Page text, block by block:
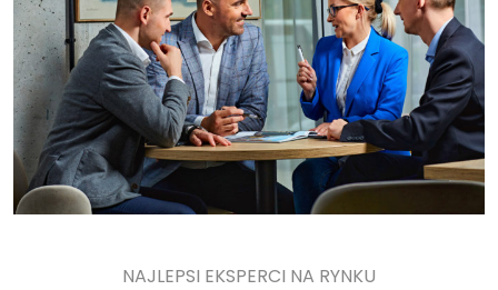
NAJLEPSI EKSPERCI NA RYNKU